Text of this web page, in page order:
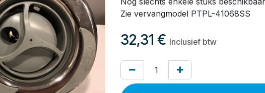
Zie vervangmodel PTPL-41068SS
32,31 € Inclusief btw